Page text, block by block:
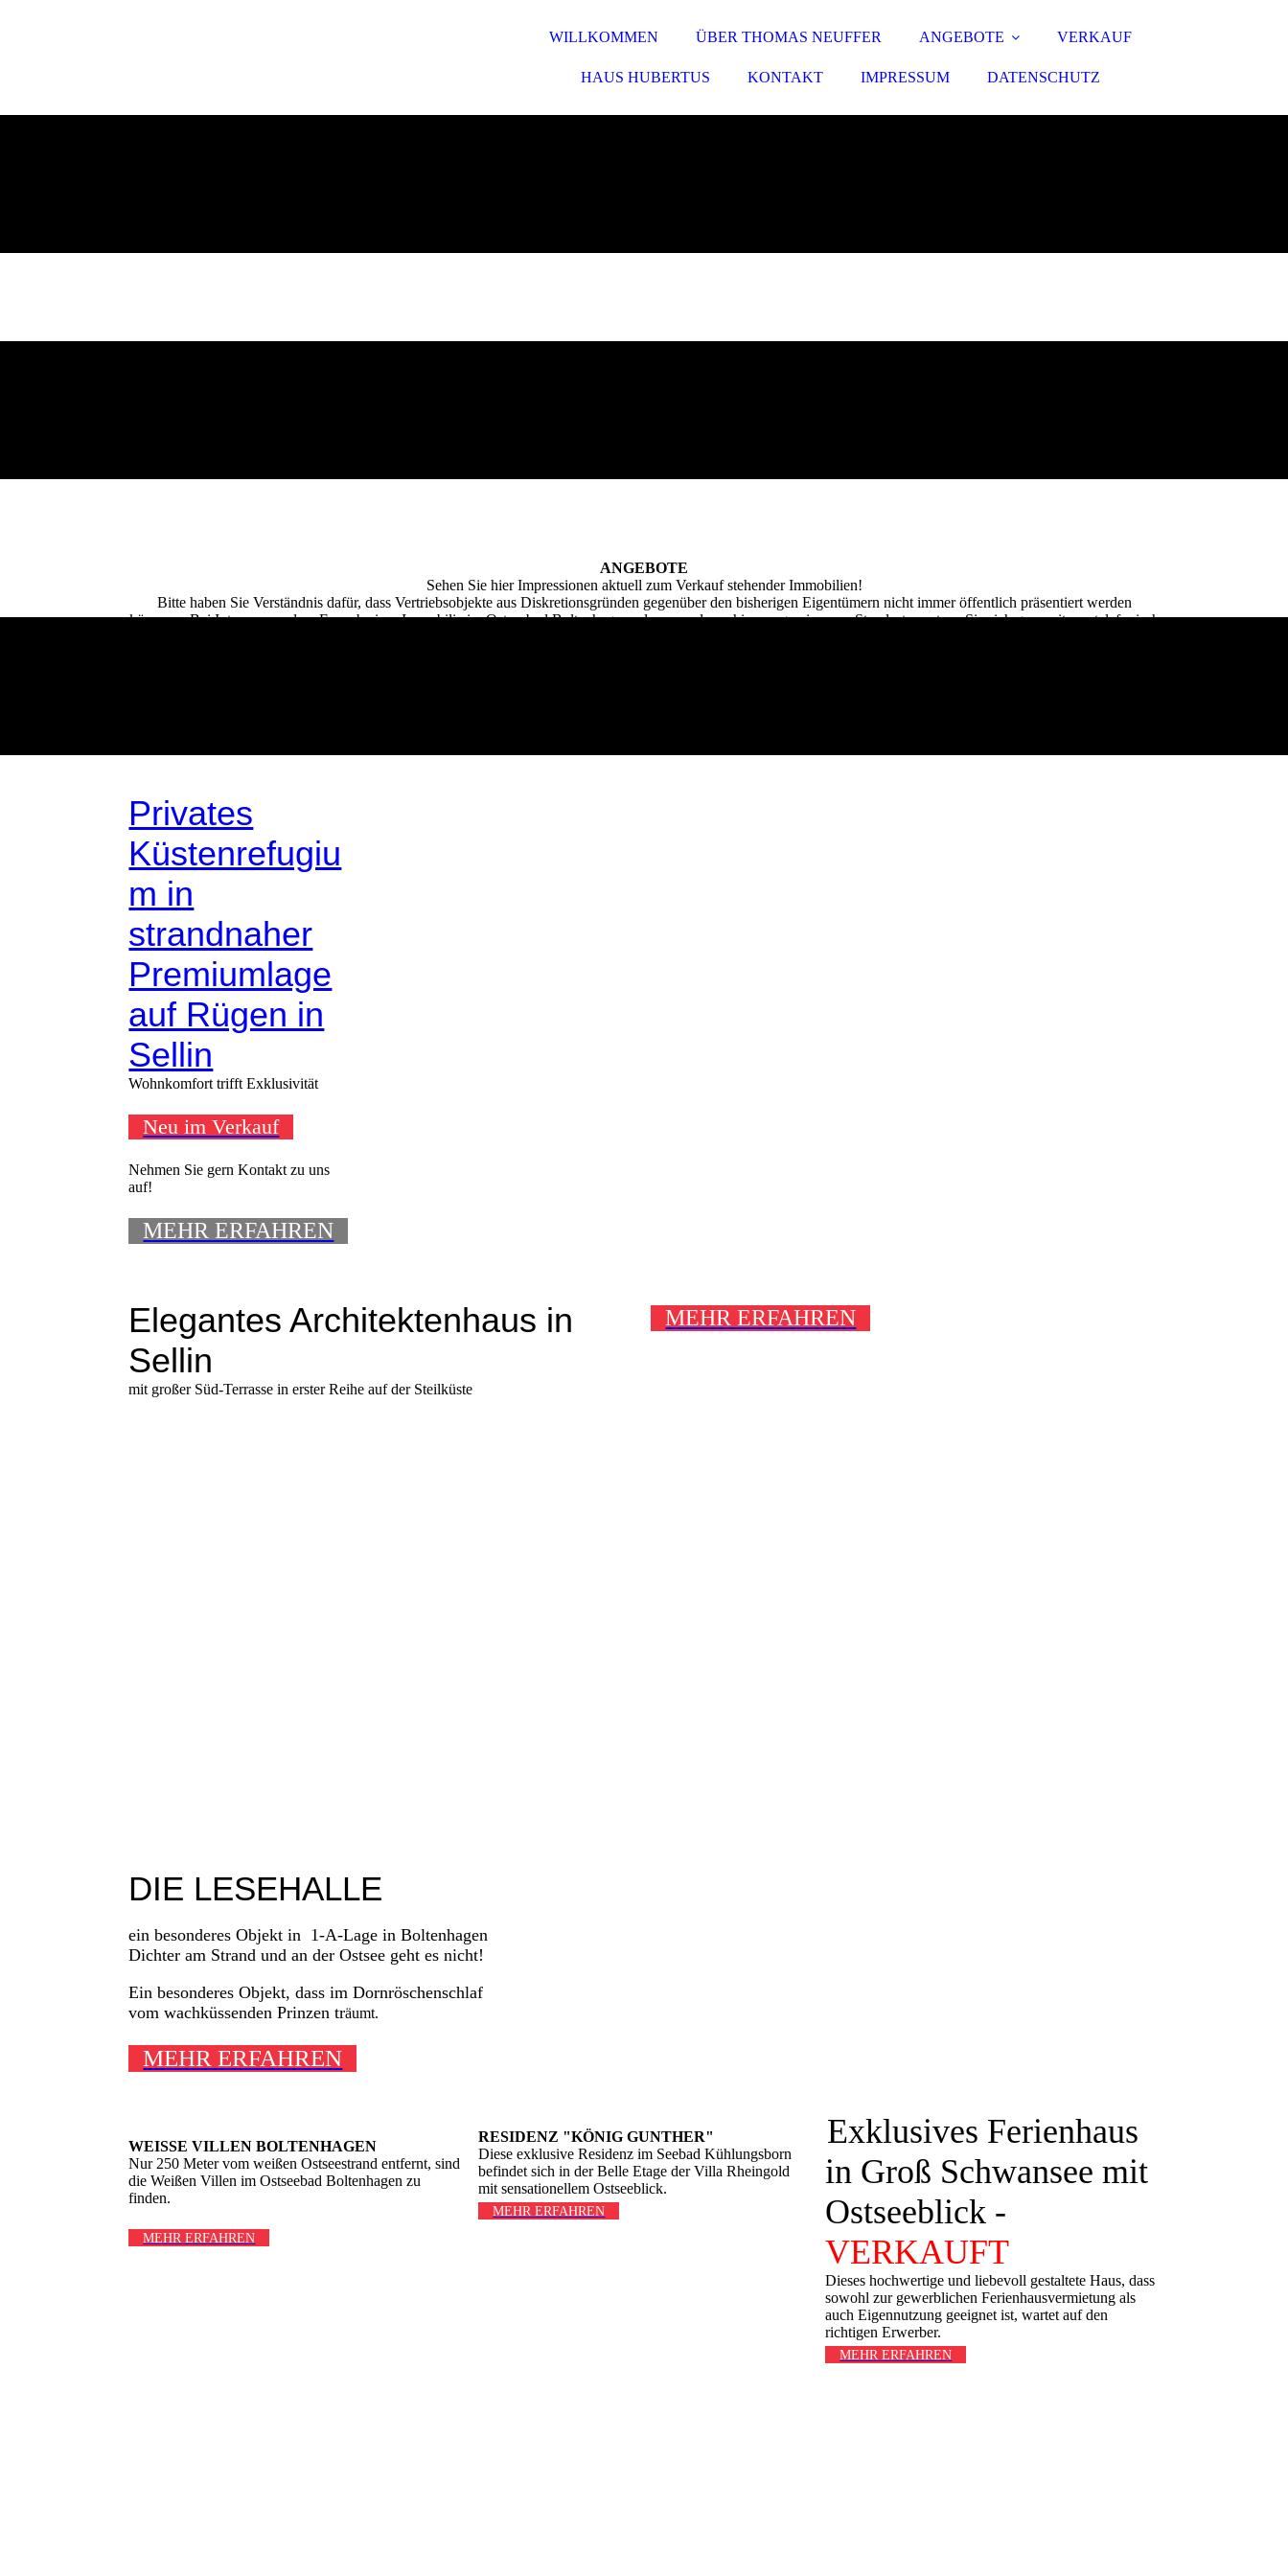
WILLKOMMEN ÜBER THOMAS NEUFFER ANGEBOTE VERKAUF
HAUS HUBERTUS KONTAKT IMPRESSUM DATENSCHUTZ
ANGEBOTE
Sehen Sie hier Impressionen aktuell zum Verkauf stehender Immobilien!
Bitte haben Sie Verständnis dafür, dass Vertriebsobjekte aus Diskretionsgründen gegenüber den bisherigen Eigentümern nicht immer öffentlich präsentiert werden
können. Bei Interesse an dem Erwerb einer Immobilie im Ostseebad Boltenhagen oder an anderen hier ausgewiesenen Standorten setzen Sie sich gern mit uns telefonisch
Privates
Küstenrefugiu
m in
strandnaher
Premiumlage
auf Rügen in
Sellin
Wohnkomfort trifft Exklusivität
Neu im Verkauf
Nehmen Sie gern Kontakt zu uns
auf!
MEHR ERFAHREN
Elegantes Architektenhaus in
Sellin
mit großer Süd-Terrasse in erster Reihe auf der Steilküste
MEHR ERFAHREN
DIE LESEHALLE
ein besonderes Objekt in 1-A-Lage in Boltenhagen
Dichter am Strand und an der Ostsee geht es nicht!
Ein besonderes Objekt, dass im Dornröschenschlaf
vom wachküssenden Prinzen träumt.
MEHR ERFAHREN
WEISSE VILLEN BOLTENHAGEN
Nur 250 Meter vom weißen Ostseestrand entfernt, sind
die Weißen Villen im Ostseebad Boltenhagen zu
finden.
MEHR ERFAHREN
RESIDENZ "KÖNIG GUNTHER"
Diese exklusive Residenz im Seebad Kühlungsborn
befindet sich in der Belle Etage der Villa Rheingold
mit sensationellem Ostseeblick.
MEHR ERFAHREN
Exklusives Ferienhaus
in Groß Schwansee mit
Ostseeblick -
VERKAUFT
Dieses hochwertige und liebevoll gestaltete Haus, dass
sowohl zur gewerblichen Ferienhausvermietung als
auch Eigennutzung geeignet ist, wartet auf den
richtigen Erwerber.
MEHR ERFAHREN